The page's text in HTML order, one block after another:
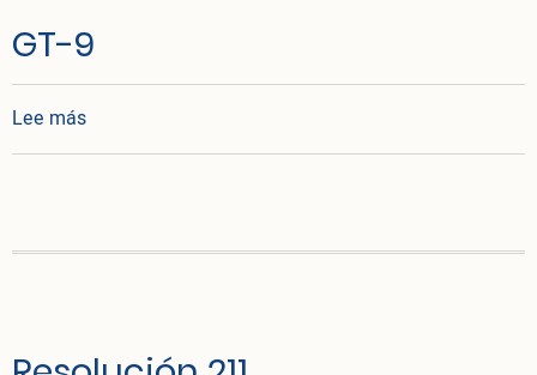
GT-9
Lee mássobre GT-9